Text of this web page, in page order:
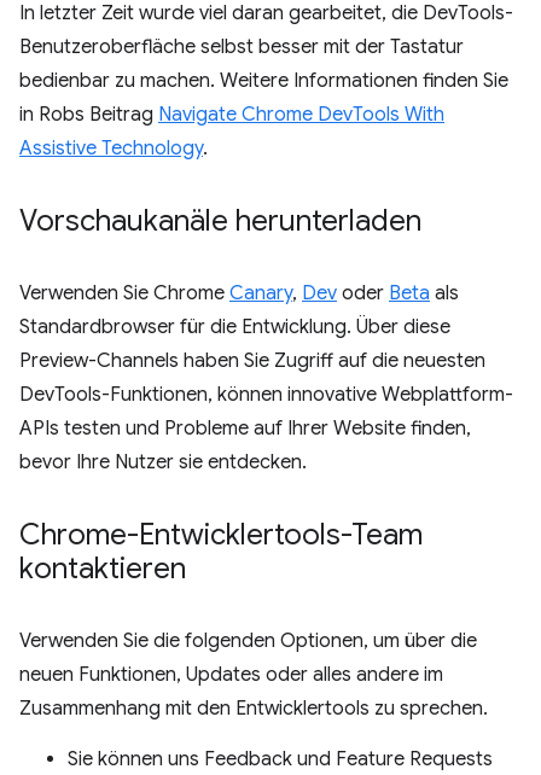
In letzter Zeit wurde viel daran gearbeitet, die DevTools-
Benutzeroberfläche selbst besser mit der Tastatur
bedienbar zu machen. Weitere Informationen finden Sie
in Robs Beitrag Navigate Chrome DevTools With
Assistive Technology.
Vorschaukanäle herunterladen
Verwenden Sie Chrome Canary, Dev oder Beta als
Standardbrowser für die Entwicklung. Über diese
Preview-Channels haben Sie Zugriff auf die neuesten
DevTools-Funktionen, können innovative Webplattform-
APIs testen und Probleme auf Ihrer Website finden,
bevor Ihre Nutzer sie entdecken.
Chrome-Entwicklertools-Team
kontaktieren
Verwenden Sie die folgenden Optionen, um über die
neuen Funktionen, Updates oder alles andere im
Zusammenhang mit den Entwicklertools zu sprechen.
Sie können uns Feedback und Feature Requests